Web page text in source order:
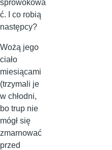
sprowokowa
ć. I co robią
następcy?
Wożą jego
ciało
miesiącami
(trzymali je
w chłodni,
bo trup nie
mógł się
zmarnować
przed